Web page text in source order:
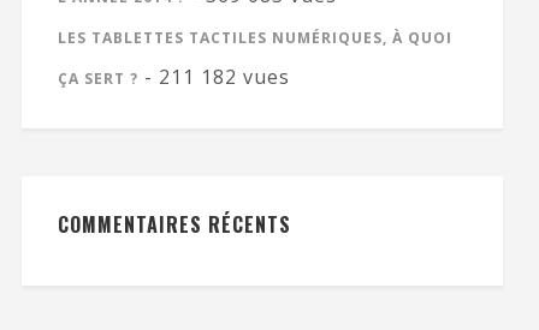
LES TABLETTES TACTILES NUMÉRIQUES, À QUOI
ÇA SERT ? - 211 182 vues
COMMENTAIRES RÉCENTS